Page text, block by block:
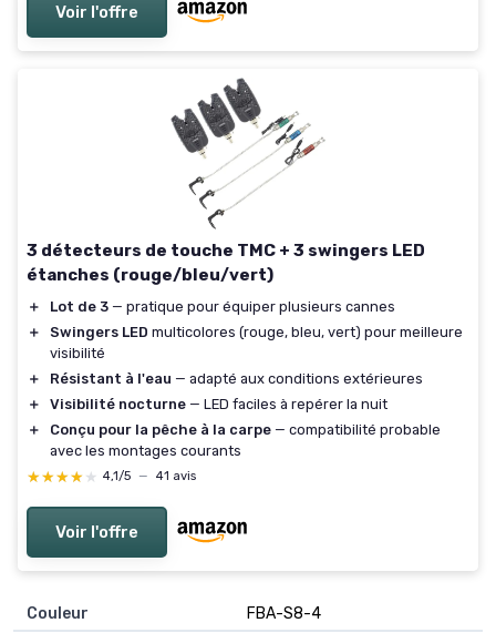
Voir l'offre
3 détecteurs de touche TMC + 3 swingers LED
étanches (rouge/bleu/vert)
＋ Lot de 3 — pratique pour équiper plusieurs cannes
＋
Swingers LED multicolores (rouge, bleu, vert) pour meilleure
visibilité
＋
Résistant à l'eau — adapté aux conditions extérieures
＋
Visibilité nocturne — LED faciles à repérer la nuit
＋
Conçu pour la pêche à la carpe — compatibilité probable
avec les montages courants
★★★★★
★★★★★ 4,1/5 — 41 avis
Voir l'offre
Couleur
‎FBA-S8-4